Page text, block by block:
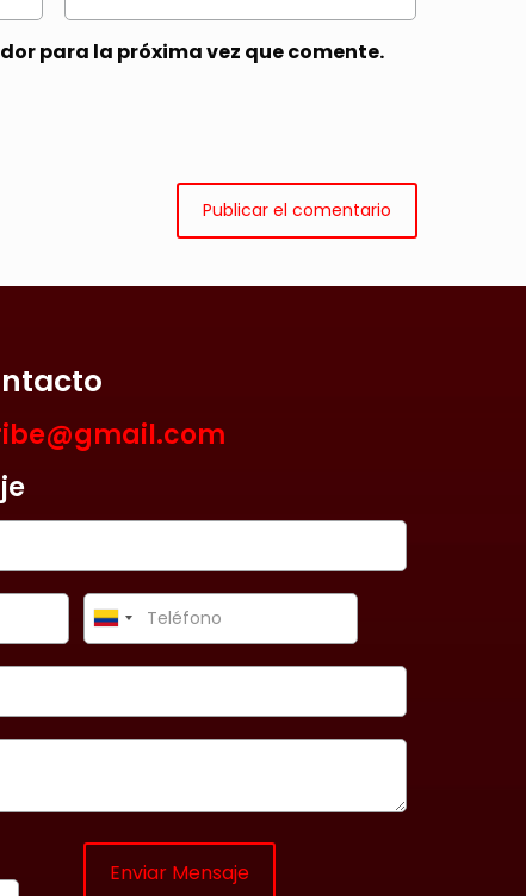
para la próxima vez que comente.